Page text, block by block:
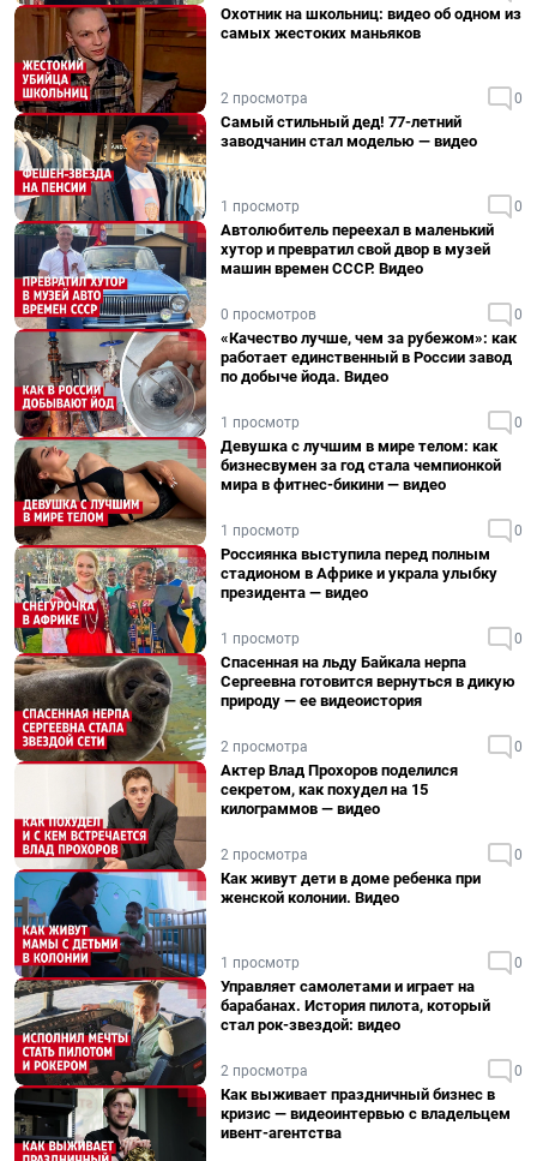
Охотник на школьниц: видео об одном из
самых жестоких маньяков
2 просмотра 0
Самый стильный дед! 77-летний
заводчанин стал моделью — видео
1 просмотр 0
Автолюбитель переехал в маленький
хутор и превратил свой двор в музей
машин времен СССР. Видео
0 просмотров 0
«Качество лучше, чем за рубежом»: как
работает единственный в России завод
по добыче йода. Видео
1 просмотр 0
Девушка с лучшим в мире телом: как
бизнесвумен за год стала чемпионкой
мира в фитнес-бикини — видео
1 просмотр 0
Россиянка выступила перед полным
стадионом в Африке и украла улыбку
президента — видео
1 просмотр 0
Спасенная на льду Байкала нерпа
Сергеевна готовится вернуться в дикую
природу — ее видеоистория
2 просмотра 0
Актер Влад Прохоров поделился
секретом, как похудел на 15
килограммов — видео
2 просмотра 0
Как живут дети в доме ребенка при
женской колонии. Видео
1 просмотр 0
Управляет самолетами и играет на
барабанах. История пилота, который
стал рок-звездой: видео
2 просмотра 0
Как выживает праздничный бизнес в
кризис — видеоинтервью с владельцем
ивент-агентства